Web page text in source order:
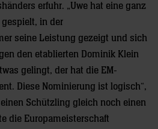
erfuhr. „Uwe hat eine ganz
in der
seine Leistung gezeigt und sich
den etablierten Dominik Klein
gelingt, der hat die EM-
Diese Nominierung ist logisch“,
Schützling gleich noch einen
die Europameisterschaft